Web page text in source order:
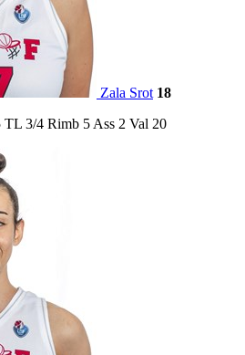
Zala Srot 18
TL 3/4 Rimb 5 Ass 2 Val 20